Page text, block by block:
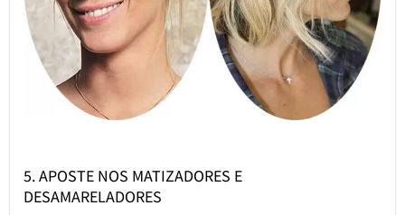
5. APOSTE NOS MATIZADORES E
DESAMARELADORES